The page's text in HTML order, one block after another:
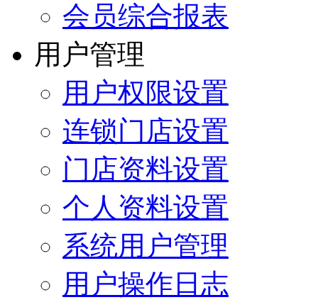
会员综合报表
用户管理
用户权限设置
连锁门店设置
门店资料设置
个人资料设置
系统用户管理
用户操作日志